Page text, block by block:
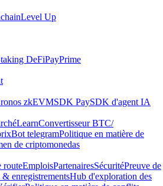
Level Up
DeFiPayPrime
zkEVMSDK PaySDK d'agent IA
LearnConvertisseur BTC/
Bot telegramPolitique en matière de
de criptomonedas
routeEmploisPartenairesSécuritéPreuve de
enregistrementsHub d'exploration des